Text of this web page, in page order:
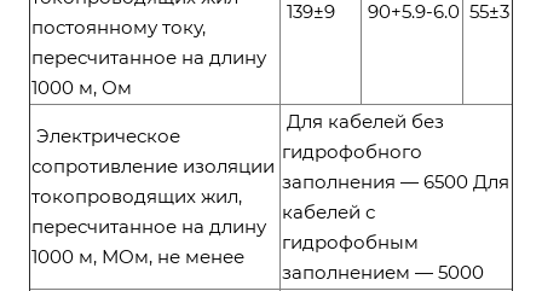
постоянному току,
пересчитанное на длину
1000 м, Ом
139±9 90+5.9-6.0 55±3
Электрическое
сопротивление изоляции
токопроводящих жил,
пересчитанное на длину
1000 м, МОм, не менее
Для кабелей без
гидрофобного
заполнения — 6500 Для
кабелей с
гидрофобным
заполнением — 5000